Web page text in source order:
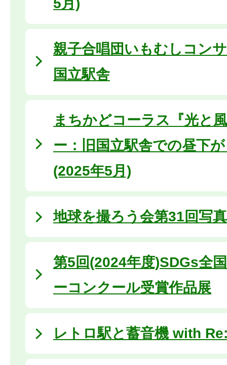
5月)
親子合唱団いもむしコン
国立駅舎
まちかどコーラス『光と
ー：旧国立駅舎での昼下
(2025年5月)
地球を撮ろう会第31回写
第5回(2024年度)SDGs全
ーコンクール受賞作品展
レトロ駅と蓄音機 with